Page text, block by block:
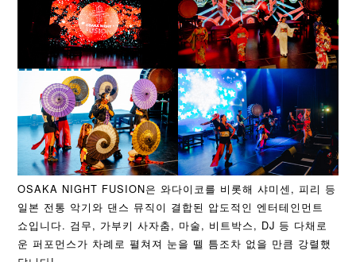
OSAKA NIGHT FUSION은 와다이코를 비롯해 샤미센, 피리 등
일본 전통 악기와 댄스 뮤직이 결합된 압도적인 엔터테인먼트
쇼입니다. 검무, 가부키 사자춤, 마술, 비트박스, DJ 등 다채로
운 퍼포먼스가 차례로 펼쳐져 눈을 뗄 틈조차 없을 만큼 강렬했